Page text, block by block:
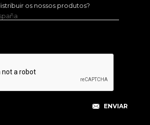
os nossos produtos?